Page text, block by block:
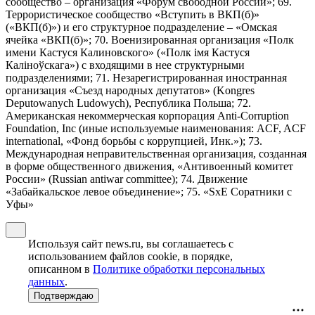
Террористическое сообщество «Вступить в ВКП(б)»
(«ВКП(б)») и его структурное подразделение – «Омская
ячейка «ВКП(б)»; 70. Военизированная организация «Полк
имени Кастуся Калиновского» («Полк iмя Кастуся
Калiноўскага») с входящими в нее структурными
подразделениями; 71. Незарегистрированная иностранная
организация «Съезд народных депутатов» (Kongres
Deputowanych Ludowych), Республика Польша; 72.
Американская некоммерческая корпорация Anti-Corruption
Foundation, Inc (иные используемые наименования: ACF, ACF
international, «Фонд борьбы с коррупцией, Инк.»); 73.
Международная неправительственная организация, созданная
в форме общественного движения, «Антивоенный комитет
России» (Russian antiwar committee); 74. Движение
«Забайкальское левое объединение»; 75. «SxE Соратники с
Уфы»
Используя сайт news.ru, вы соглашаетесь с
использованием файлов cookie, в порядке,
описанном в Политике обработки персональных
данных.
Подтверждаю